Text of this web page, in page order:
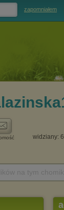
zapomniałem
widziany: